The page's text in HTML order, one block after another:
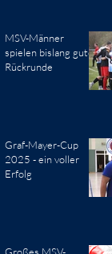
MSV-Männer
spielen bislang gute
Rückrunde
Graf-Mayer-Cup
2025 - ein voller
Erfolg